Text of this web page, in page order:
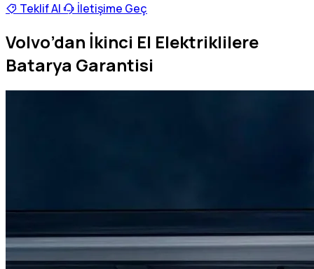
Teklif Al
İletişime Geç
Volvo’dan İkinci El Elektriklilere
Batarya Garantisi